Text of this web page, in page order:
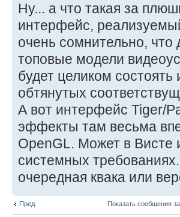
Ну... а что такая за
интерфейс,
очень сомнительно,
топовые модели
будет целиком состоять
обтянутых
А вот интерфейс Tiger/
эффекты там весьма
OpenGL. Может в Висте
системных
очередная квака или
Пред. Показать сообщения